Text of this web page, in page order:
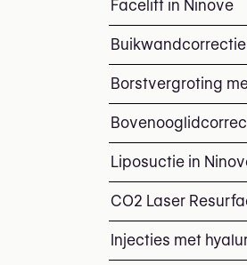
Facelift in Ninove
Borstvergroting
Liposuctie in
CO2 Laser
Injecties met